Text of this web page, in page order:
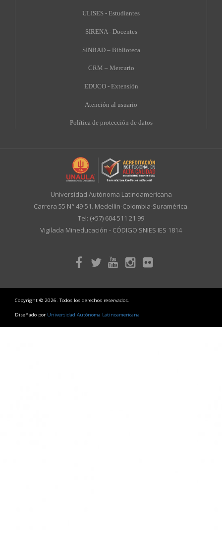
ULISES - Estudiantes
SIRENA - Docentes
SINBAD – Biblioteca
CRM – Mercurio
EDUCO - Extensión
Atención al usuario
Política de protección de datos
Universidad Autónoma Latinoamericana
Carrera 55 N° 49-51. Medellín-Colombia-Suramérica.
Tel: (+57) 604 511 21 99
Vigilada Mineducación - CÓDIGO SNIES IES 1814
Copyright © 2026. Todos los derechos reservados.
Diseñado por Universidad Autónoma Latinoamericana